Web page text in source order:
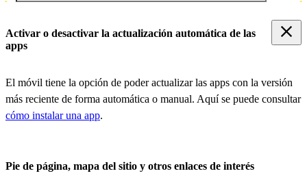
Activar o desactivar la actualización automática de las
apps
El móvil tiene la opción de poder actualizar las apps con la versión
más reciente de forma automática o manual. Aquí se puede consultar
cómo instalar una app.
Pie de página, mapa del sitio y otros enlaces de interés